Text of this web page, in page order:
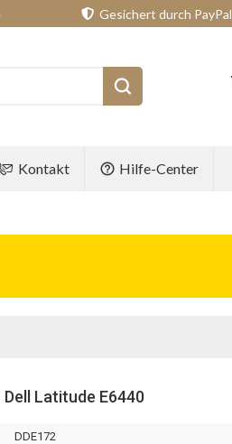
Gesichert durch PayPal
Kontakt Hilfe-Center
Latitude E6440
DDE172